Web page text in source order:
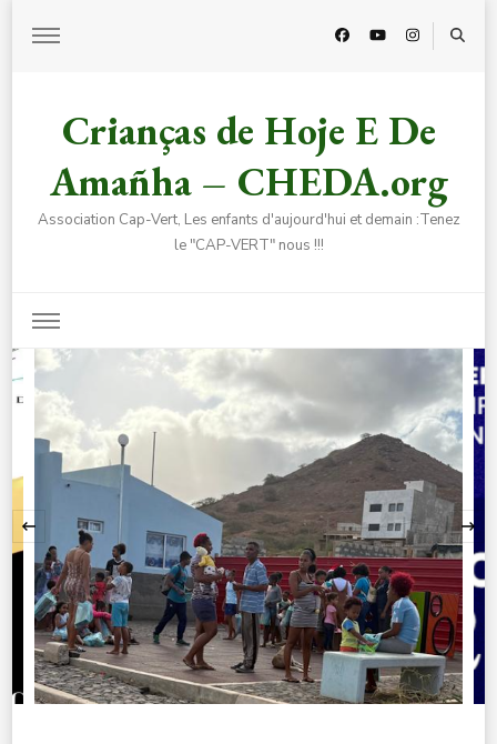
Crianças de Hoje E De
Amañha – CHEDA.org
Association Cap-Vert, Les enfants d'aujourd'hui et demain :Tenez
le "CAP-VERT" nous !!!
‹